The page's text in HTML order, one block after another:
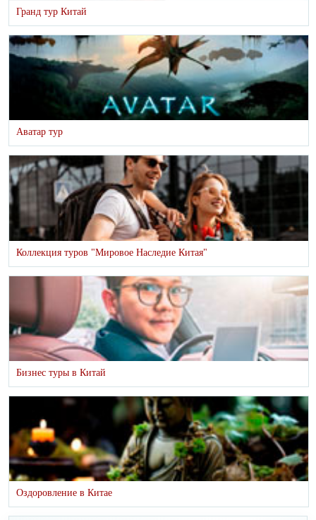
Гранд тур Китай
Аватар тур
Коллекция туров "Мировое Наследие Китая"
Бизнес туры в Китай
Оздоровление в Китае